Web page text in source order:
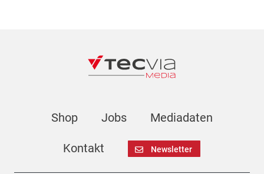
Shop Jobs Mediadaten
Kontakt Newsletter